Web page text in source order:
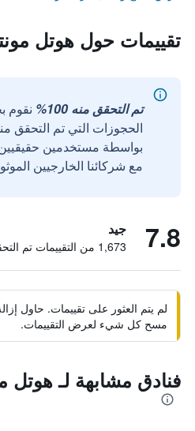
تقييمات حول هوتل
تم التحقق منه 100%
نقوم
الحجوزات التي تم التحقق
مع شركائنا الخارجيين
7.8 جيد
1,673 من التقييمات تم التحقق منها
لم يتم العثور على تقييمات. حاول
مسح كل شيء لعرض التقييمات.
فنادق مشابهة لـ هوتل